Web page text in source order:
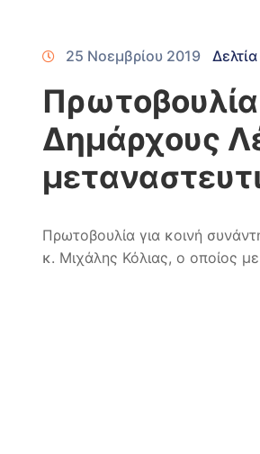
25 Νοεμβρίου 2019
Πρωτοβουλία
Δημάρχους
Πρωτοβουλία για κοινή
κ. Μιχάλης Κόλιας, ο οποίος